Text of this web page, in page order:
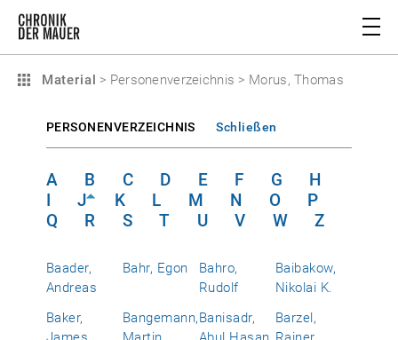
Material > Personenverzeichnis > Morus, Thomas
PERSONENVERZEICHNIS Schließen
A B C D E F G
H
I
J K L M N O
P
Q
R S T U V W Z
Baader,
Andreas
Bahr, Egon
Bahro,
Rudolf
Baibakow,
Nikolai K.
Baker,
Bangemann,Banisadr,
Barzel,